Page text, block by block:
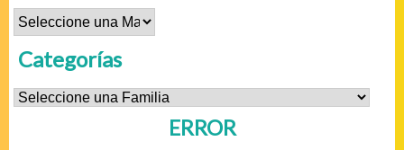
Categorías
ERROR